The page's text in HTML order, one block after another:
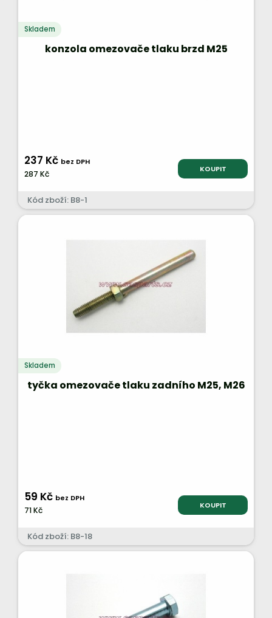
Skladem
konzola omezovače tlaku brzd M25
237 Kč bez DPH
287 Kč KOUPIT
Kód zboží: B8-1
Skladem
tyčka omezovače tlaku zadního M25, M26
59 Kč bez DPH
71 Kč KOUPIT
Kód zboží: B8-18